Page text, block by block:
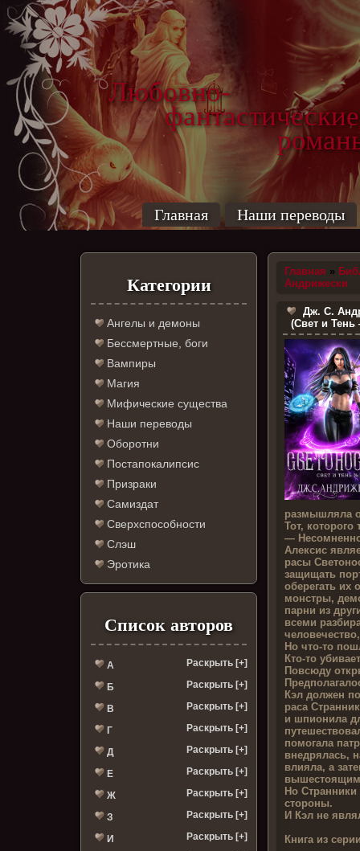
Любовно-
фантастические
Главная Наши переводы
Категории
Ангелы и демоны
Бессмертные, боги
Вампиры
Магия
Мифические существа
Наши переводы
Оборотни
Постапокалипсис
Призраки
Самиздат
Сверхспособности
Слэш
Эротика
Список авторов
А Раскрыть [+]
Б Раскрыть [+]
В Раскрыть [+]
Г Раскрыть [+]
Д Раскрыть [+]
Е Раскрыть [+]
Ж Раскрыть [+]
З Раскрыть [+]
И Раскрыть [+]
Главная »
Андрижески
Дж. С.
(Свет и
размышляла
Тот, которого
—
Алексис
расы
защищать
оберегать их
монстры,
парни из
всеми
Но что-то
Кто-то
Повсюду
Кэл должен
раса
и шпионила
помогала
внедрялась,
влияла, а
Но Странники
стороны.
И Кэл не
Книга из